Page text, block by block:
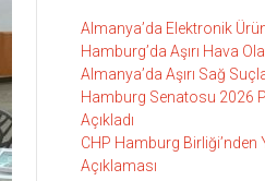
Almanya’da Elektronik
Hamburg’da Aşırı Hava
Almanya’da Aşırı Sağ
Hamburg Senatosu 2026
Açıkladı
CHP Hamburg Birliği’nden
Açıklaması